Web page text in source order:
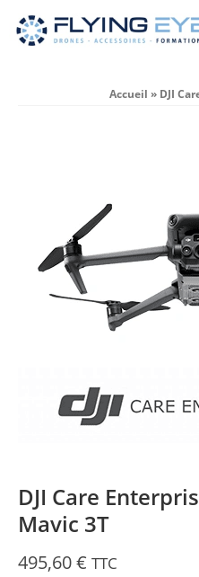
Accueil » DJI
DJI Care
Mavic 3T
495,60€ TTC